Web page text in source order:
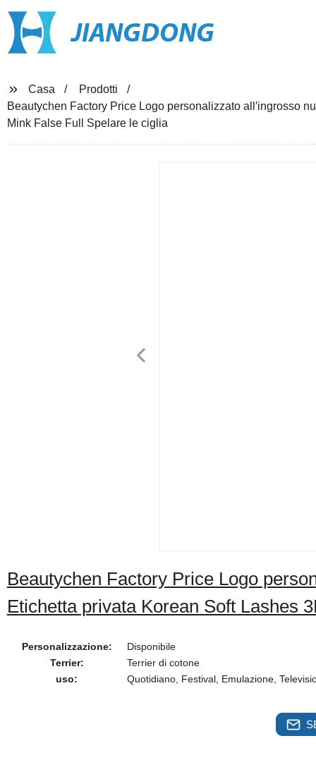
JIANGDONG
Casa
Prodotti
Beautychen Factory Price Logo personalizzato all′ingrosso
Mink False Full Spelare le ciglia
Beautychen Factory Price Logo
Etichetta privata Korean Soft Lashes
Personalizzazione:
Disponibile
Terrier:
Terrier di cotone
uso:
Quotidiano, Festival, Emulazione,